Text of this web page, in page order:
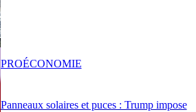
Panneaux solaires et puces : Trump impose
PROÉCONOMIE